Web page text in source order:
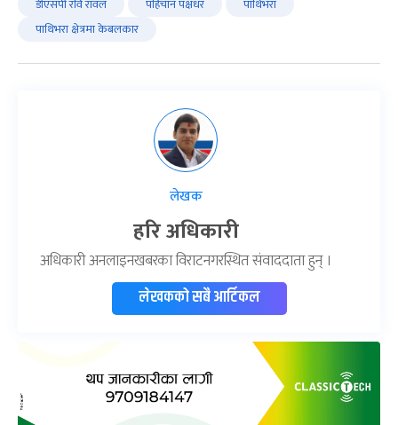
डीएसपी रवि रावल पहिचान पक्षधर
पाथिभरा
पाथिभरा क्षेत्रमा केबलकार
लेखक
हरि अधिकारी
अधिकारी अनलाइनखबरका विराटनगरस्थित संवाददाता हुन् ।
लेखकको सबै आर्टिकल